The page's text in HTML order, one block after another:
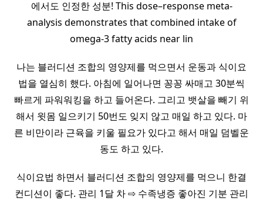
에서도 인정한 성분! This dose–response meta-
analysis demonstrates that combined intake of
omega-3 fatty acids near lin
나는 블러디션 조합의 영양제를 먹으면서 운동과 식이요
법을 열심히 했다. 아침에 일어나면 꽁꽁 싸매고 30분씩
빠르게 파워워킹을 하고 들어온다. 그리고 뱃살을 빼기 위
해서 윗몸 일으키기 50번도 잊지 않고 매일 하고 있다. 마
른 비만이라 근육을 키울 필요가 있다고 해서 매일 덤벨운
동도 하고 있다.
식이요법 하면서 블러디션 조합의 영양제를 먹으니 한결
컨디션이 좋다. 관리 1달 차 ⇨ 수족냉증 좋아진 기분 관리